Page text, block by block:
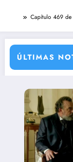
Capítulo 469 de
ÚLTIMAS
a rodarse y que